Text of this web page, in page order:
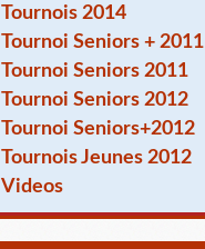
Tournois 2014
Tournoi Seniors + 2011
Tournoi Seniors 2011
Tournoi Seniors 2012
Tournoi Seniors+2012
Tournois Jeunes 2012
Videos